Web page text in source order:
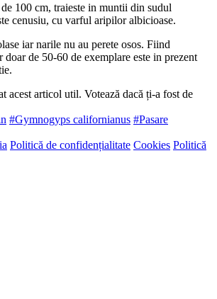
100 cm, traieste in muntii din sudul
cenusiu, cu varful aripilor albicioase.
iar narile nu au perete osos. Fiind
de 50-60 de exemplare este in prezent
acest articol util. Votează dacă ți-a fost de
#Gymnogyps californianus #Pasare
Politică de confidențialitate Cookies Politică